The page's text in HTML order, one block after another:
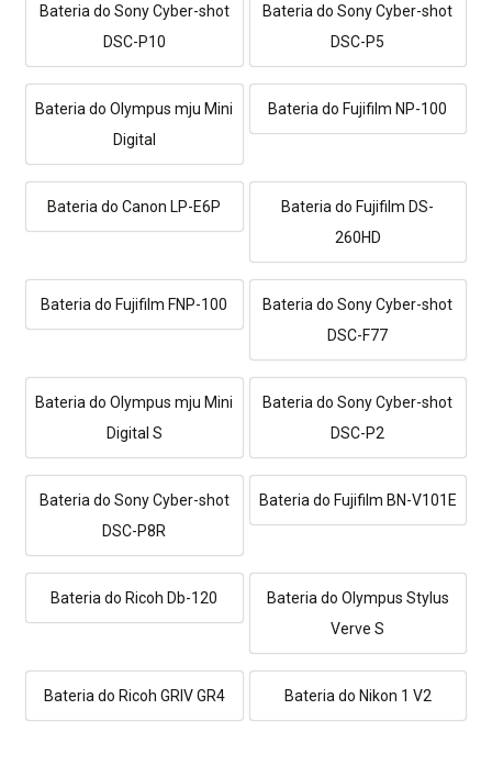
Bateria do Sony Cyber-shot
DSC-P10
Bateria do Sony Cyber-shot
DSC-P5
Bateria do Olympus mju Mini
Digital
Bateria do Fujifilm NP-100
Bateria do Canon LP-E6P
Bateria do Fujifilm DS-
260HD
Bateria do Fujifilm FNP-100
Bateria do Sony Cyber-shot
DSC-F77
Bateria do Olympus mju Mini
Digital S
Bateria do Sony Cyber-shot
DSC-P2
Bateria do Sony Cyber-shot
DSC-P8R
Bateria do Fujifilm BN-V101E
Bateria do Ricoh Db-120
Bateria do Olympus Stylus
Verve S
Bateria do Ricoh GRIV GR4 Bateria do Nikon 1 V2